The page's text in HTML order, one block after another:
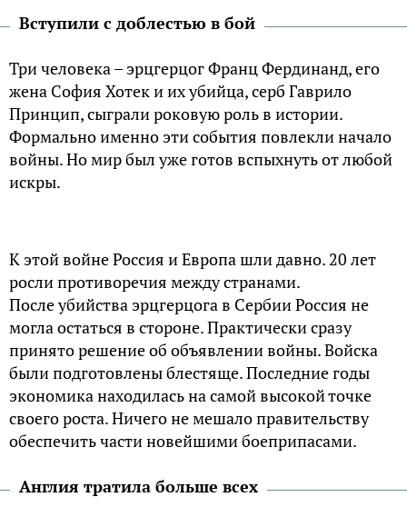
Вступили с доблестью в бой
Три человека – эрцгерцог Франц Фердинанд, его
жена София Хотек и их убийца, серб Гаврило
Принцип, сыграли роковую роль в истории.
Формально именно эти события повлекли начало
войны. Но мир был уже готов вспыхнуть от любой
искры.
К этой войне Россия и Европа шли давно. 20 лет
росли противоречия между странами.
После убийства эрцгерцога в Сербии Россия не
могла остаться в стороне. Практически сразу
принято решение об объявлении войны. Войска
были подготовлены блестяще. Последние годы
экономика находилась на самой высокой точке
своего роста. Ничего не мешало правительству
обеспечить части новейшими боеприпасами.
Англия тратила больше всех